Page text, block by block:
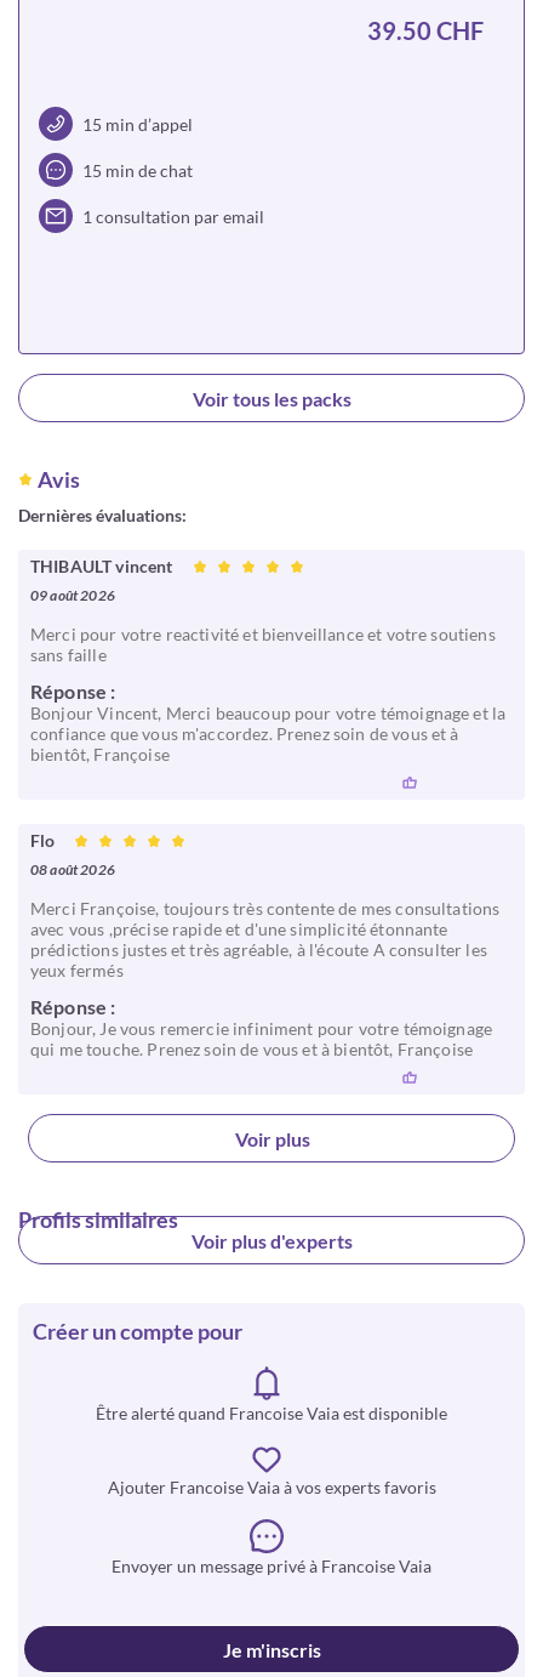
15 min d’appel
15 min de chat
1 consultation par email
39.50 CHF
Choisir
Voir tous les packs
Avis
Dernières évaluations:
THIBAULT vincent
09 août 2026
Merci pour votre reactivité et bienveillance et votre soutiens
sans faille
Réponse :
Bonjour Vincent, Merci beaucoup pour votre témoignage et la
confiance que vous m'accordez. Prenez soin de vous et à
bientôt, Françoise
Flo
08 août 2026
Merci Françoise, toujours très contente de mes consultations
avec vous ,précise rapide et d'une simplicité étonnante
prédictions justes et très agréable, à l'écoute A consulter les
yeux fermés
Réponse :
Bonjour, Je vous remercie infiniment pour votre témoignage
qui me touche. Prenez soin de vous et à bientôt, Françoise
Voir plus
Profils similaires
Voir plus d'experts
Créer un compte pour
Être alerté quand Francoise Vaia est disponible
Ajouter Francoise Vaia à vos experts favoris
Envoyer un message privé à Francoise Vaia
Je m'inscris